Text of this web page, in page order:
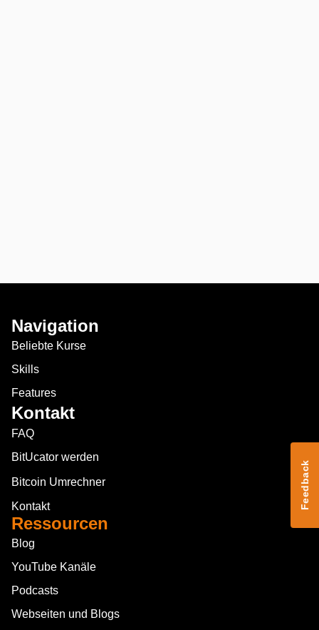
Navigation
Beliebte Kurse
Skills
Features
Kontakt
FAQ
BitUcator werden
Bitcoin Umrechner
Kontakt
Ressourcen
Blog
YouTube Kanäle
Podcasts
Webseiten und Blogs
Feedback